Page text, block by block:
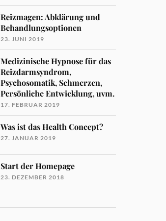
Reizmagen: Abklärung und
Behandlungsoptionen
23. JUNI 2019
Medizinische Hypnose für das
Reizdarmsyndrom,
Psychosomatik, Schmerzen,
Persönliche Entwicklung, uvm.
17. FEBRUAR 2019
Was ist das Health Concept?
27. JANUAR 2019
Start der Homepage
23. DEZEMBER 2018